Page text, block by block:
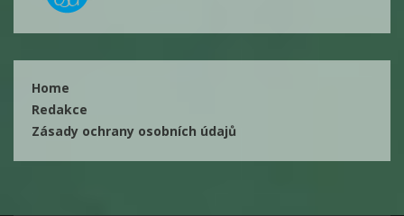
Home
Redakce
Zásady ochrany osobních údajů